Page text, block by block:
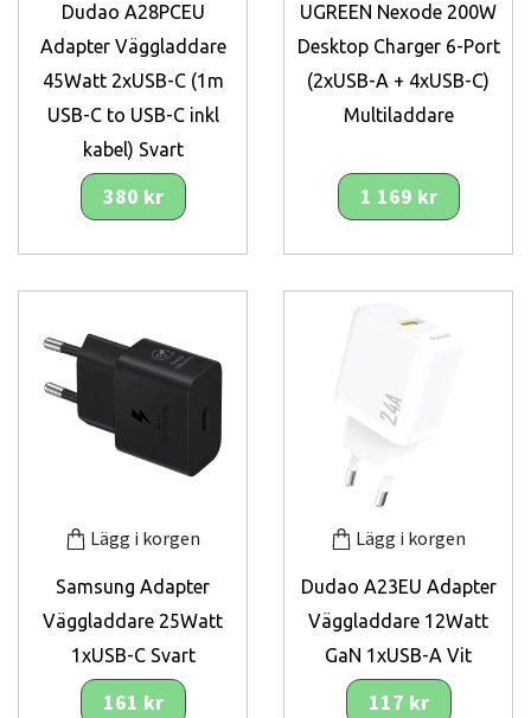
Dudao A28PCEU
Adapter Väggladdare
45Watt 2xUSB-C (1m
USB-C to USB-C inkl
kabel) Svart
380 kr
UGREEN Nexode 200W
Desktop Charger 6-Port
(2xUSB-A + 4xUSB-C)
Multiladdare
1 169 kr
Lägg i korgen
Samsung Adapter
Väggladdare 25Watt
1xUSB-C Svart
161 kr
Lägg i korgen
Dudao A23EU Adapter
Väggladdare 12Watt
GaN 1xUSB-A Vit
117 kr